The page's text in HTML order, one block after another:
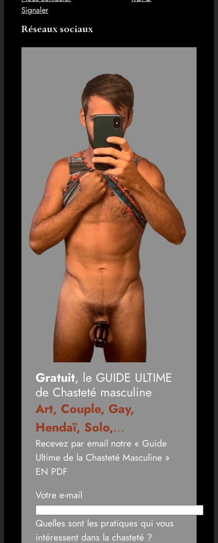
Signaler
Réseaux sociaux
Gratuit, le GUIDE ULTIME
de Chasteté masculine
Art, Couple, Gay,
Hendaï, Solo,…
Recevez par email notre « Guide
Ultime de la Chasteté Masculine »
EN PDF
Votre e-mail
Quelles sont les pratiques qui vous
intéressent dans la chasteté ?